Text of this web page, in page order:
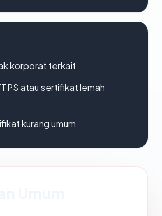
korporat terkait
atau sertifikat lemah
kurang umum